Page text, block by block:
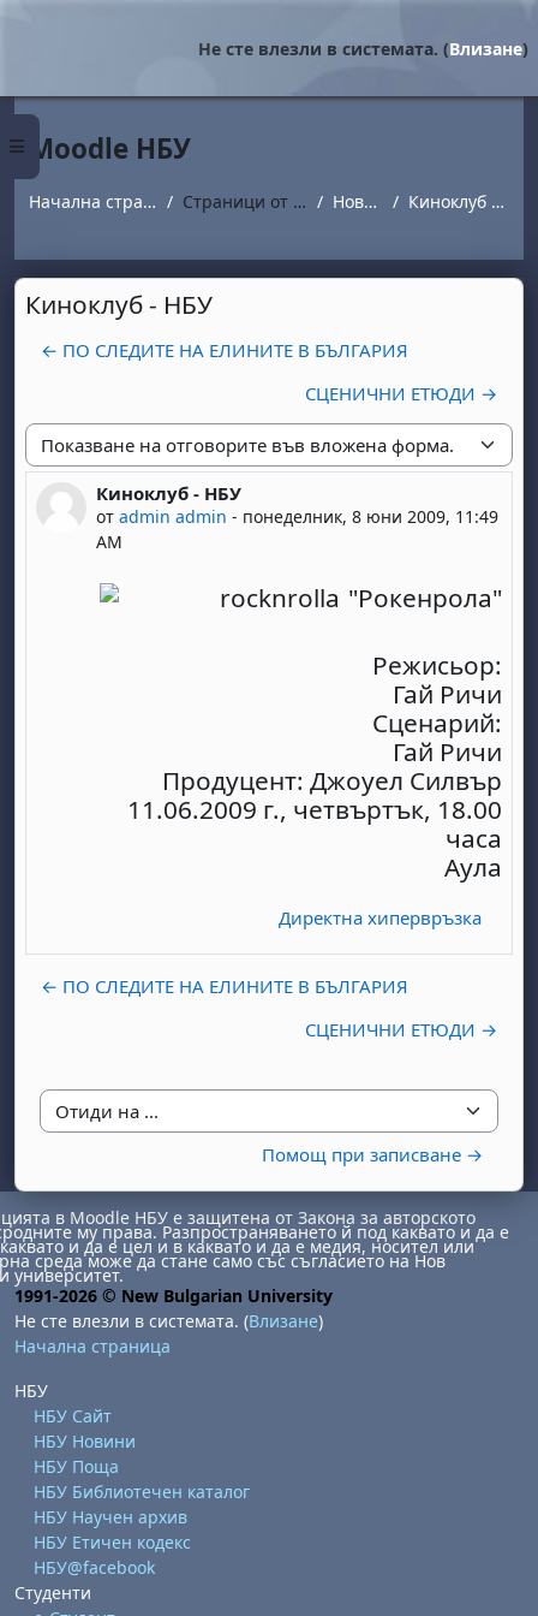
Страничен панел
Не сте влезли в системата. (Влизане)
Moodle НБУ
Начална страница Страници от сайта Новини Киноклуб - НБУ
Киноклуб - НБУ
← ПО СЛЕДИТЕ НА ЕЛИНИТЕ В БЪЛГАРИЯ
СЦЕНИЧНИ ЕТЮДИ →
Начин на показване
Киноклуб - НБУ
отadmin admin - понеделник, 8 юни 2009, 11:49
AM
Number of replies: 0
"Рокенрола"
Режисьор:
Гай Ричи
Сценарий:
Гай Ричи
Продуцент: Джоуел Силвър
11.06.2009 г., четвъртък, 18.00
часа
Аула
Директна хипервръзка
← ПО СЛЕДИТЕ НА ЕЛИНИТЕ В БЪЛГАРИЯ
СЦЕНИЧНИ ЕТЮДИ →
Отиди на ...
Помощ при записване →
1 август
неделя, 2 август
6 август
август8 август
неделя, 9 август
август
август
22 август
неделя, 23 август
август
август
29 август
неделя, 30 август
в Moodle НБУ е защитена от Закона за авторското
му права. Разпространяването й под каквато и да е
и да е цел и в каквато и да е медия, носител или
среда може да стане само със съгласието на Нов
университет.
1991-2026 © New Bulgarian University
Не сте влезли в системата. (Влизане)
Начална страница
НБУ
НБУ Сайт
НБУ Новини
НБУ Поща
НБУ Библиотечен каталог
НБУ Научен архив
НБУ Етичен кодекс
НБУ@facebook
Студенти